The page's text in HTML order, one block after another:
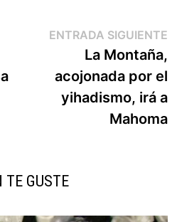
ENTRADA SIGUIENTE
La Montaña,
acojonada por el
yihadismo, irá a
Mahoma
TE GUSTE